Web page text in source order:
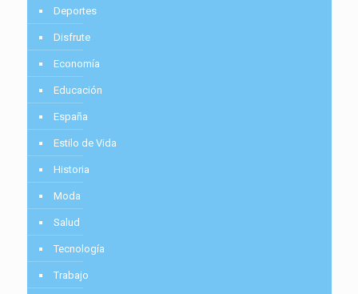
Deportes
Disfrute
Economía
Educación
España
Estilo de Vida
Historia
Moda
Salud
Tecnología
Trabajo